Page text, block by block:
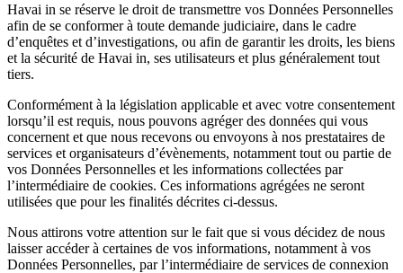
Havai in se réserve le droit de transmettre vos Données Personnelles
afin de se conformer à toute demande judiciaire, dans le cadre
d’enquêtes et d’investigations, ou afin de garantir les droits, les biens
et la sécurité de Havai in, ses utilisateurs et plus généralement tout
tiers.
Conformément à la législation applicable et avec votre consentement
lorsqu’il est requis, nous pouvons agréger des données qui vous
concernent et que nous recevons ou envoyons à nos prestataires de
services et organisateurs d’évènements, notamment tout ou partie de
vos Données Personnelles et les informations collectées par
l’intermédiaire de cookies. Ces informations agrégées ne seront
utilisées que pour les finalités décrites ci-dessus.
Nous attirons votre attention sur le fait que si vous décidez de nous
laisser accéder à certaines de vos informations, notamment à vos
Données Personnelles, par l’intermédiaire de services de connexion